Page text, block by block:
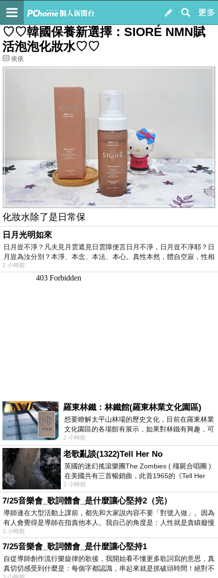
我的
最新文章
♡♡韓國保養新選擇：SIORÉ NMN賦
活泡泡化妝水♡♡
依依
化妝水除了是日常保
日月光明如來
日月豈不淨？凡夫見月雲遮見日雲障便言日月不淨，日月豈不淨耶？日
月豈為汝分別？本淨、本念、本法、本心。真性本然，體自空寂，性相
2 小時前
羅東林鐵：林鐵館(羅東林業文化園區)
想要瞭解太平山林場的歷史文化，目前在羅東林業
文化園區的各場館有展示，如果對林鐵有興趣，可
以到林鐵館。 這裡展示從山下
2 小時前
老歌亂談(1322)Tell Her No
英國的迷幻搖滾樂團The Zombies ( 殭屍合唱團 )
在美國共有三首暢銷曲，此首1965的《Tell Her
No》即為其中之一，在告示牌百大單曲
2 小時前
7/25音樂會_歌詞體會_是什麼讓心堅持2（完）
導師連在大型活動上課前，都先和大家說內容不要「對號入做」。因為
有人會覺得是導師在指責他本人。我自己的角度是：人性就是貪瞋癡慢
3 小時前
7/25音樂會_歌詞體會_是什麼讓心堅持1
自從導師創作流行樂旋律的歌後，我開始看不懂更多歌詞寫的意思，真
真切切感受到什麼是：每個字都認識，串起來就是抓破頭時間！絕對不